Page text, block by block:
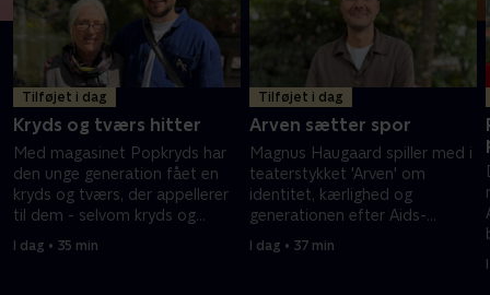
Tilføjet i dag
Kryds og tværs hitter
Med magasinet Popkryds har
den unge generation fået en
kryds og tværs, der appellerer
til dem - selvom kryds og
er det populært hos både unge
I dag • 35 min
Tilføjet i dag
Arven sætter spor
Magnus Haugaard spiller med i
teaterstykket 'Arven' om
identitet, kærlighed og
generationen efter Aids-
flere gange rørt ham til tårer.
I dag • 37 min